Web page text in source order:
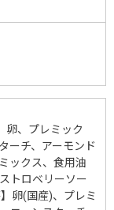
卵、プレミック
ーチ、アーモンド
ックス、食用油
トロベリーソー
卵(国産)、プレミ